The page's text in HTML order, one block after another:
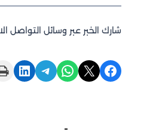
شارك الخبر عبر وسائل التواصل
Share on Facebook
Share on X
Share on WhatsApp
Share on Telegram
Share on LinkedIn
Print this Page